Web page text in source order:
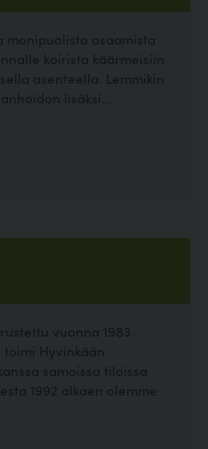
monipuolista osaamista
koirista käärmeisiin
asenteella. Lemmikin
lisäksi...
vuonna 1983.
Hyvinkään
samoissa tiloissa
1992 alkaen olemme